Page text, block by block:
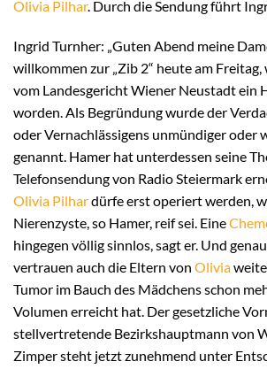
Olivia Pilhar. Durch die Sendung führt
Ingrid Turnher: „Guten Abend meine
willkommen zur „Zib 2“ heute am
vom Landesgericht Wiener Neustadt ein
worden. Als Begründung wurde der
oder Vernachlässigens unmündiger oder
genannt. Hamer hat unterdessen seine
Telefonsendung von Radio Steiermark
Olivia Pilhardürfe erst operiert werden,
Nierenzyste, so Hamer, reif sei. Eine
hingegen völlig sinnlos, sagt er. Und
vertrauen auch die Eltern von Olivia
Tumor im Bauch des Mädchens schon
Volumen erreicht hat. Der gesetzliche
stellvertretende Bezirkshauptmann von
Zimper steht jetzt zunehmend unter